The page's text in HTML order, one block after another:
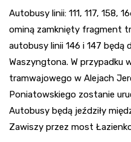
Autobusy linii: 111, 117, 158,
ominą zamknięty fragment
autobusy linii 146 i 147 będą
Waszyngtona. W przypadku
tramwajowego w Alejach
Poniatowskiego zostanie
Autobusy będą jeździły
Zawiszy przez most